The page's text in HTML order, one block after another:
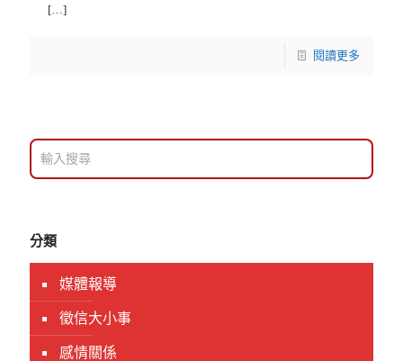
[…]
閱讀更多
分類
媒體報導
徵信大小事
感情關係